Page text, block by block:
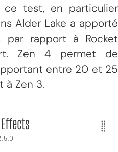
ce test, en particulier
Alder Lake a apporté
par rapport à Rocket
Zen 4 permet de
entre 20 et 25
à Zen 3.